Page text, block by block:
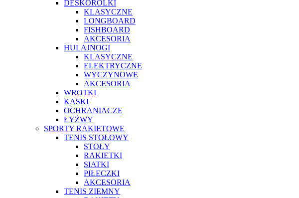
DESKOROLKI
KLASYCZNE
LONGBOARD
FISHBOARD
AKCESORIA
HULAJNOGI
KLASYCZNE
ELEKTRYCZNE
WYCZYNOWE
AKCESORIA
WROTKI
KASKI
OCHRANIACZE
ŁYŻWY
SPORTY RAKIETOWE
TENIS STOŁOWY
STOŁY
RAKIETKI
SIATKI
PIŁECZKI
AKCESORIA
TENIS ZIEMNY